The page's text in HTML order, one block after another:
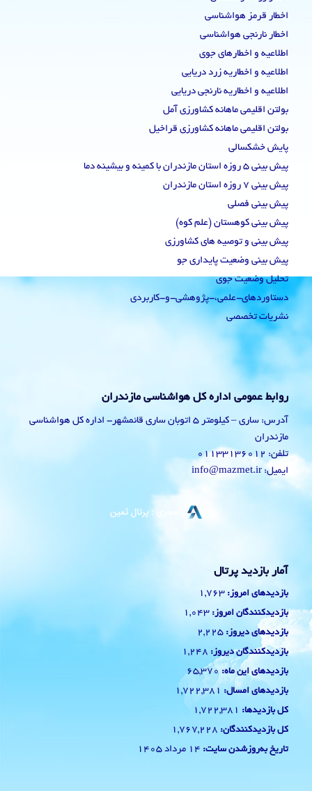
اخطار قرمز هواشناسی
اخطار نارنجی هواشناسی
اطلاعیه و اخطارهای جوی
اطلاعیه و اخطاریه زرد دریایی
اطلاعیه و اخطاریه نارنجی دریایی
بولتن اقلیمی ماهانه کشاورزی آمل
بولتن اقلیمی ماهانه کشاورزی قراخیل
پایش خشکسالی
پیش بینی 5 روزه استان مازندران با کمینه و بیشینه دما
پیش بینی 7 روزه استان مازندران
پیش بینی فصلی
پیش بینی کوهستان (علم کوه)
پیش بینی و توصیه های کشاورزی
پیش بینی وضعیت پایداری جو
تحلیل وضعیت جوی
دستاوردهای-علمی،-پژوهشی-و-کاربردی
نشریات تخصصی
روابط عمومی اداره کل هواشناسی مازندران
آدرس: ساری – کیلومتر 5 اتوبان ساری قائمشهر- اداره کل هواشناسی
مازندران
تلفن: 01133136012
ایمیل: info@mazmet.ir
آمار بازدید پرتال
بازدیدهای امروز: 1,763
بازدیدکنندگان امروز: 1,043
بازدیدهای دیروز: 2,225
بازدیدکنندگان دیروز: 1,248
بازدیدهای این ماه: 65,370
بازدیدهای امسال: 1,722,381
کل بازدیدها: 1,722,381
کل بازدیدکنند‌گان: 1,767,228
تاریخ به‌روزشدن سایت: 14 مرداد 1405